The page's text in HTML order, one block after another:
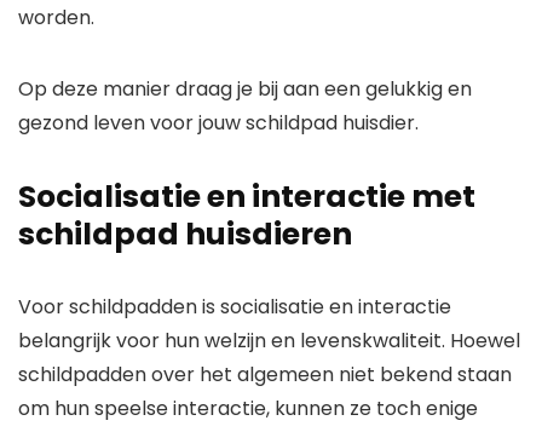
worden.
Op deze manier draag je bij aan een gelukkig en
gezond leven voor jouw schildpad huisdier.
Socialisatie en interactie met
schildpad huisdieren
Voor schildpadden is socialisatie en interactie
belangrijk voor hun welzijn en levenskwaliteit. Hoewel
schildpadden over het algemeen niet bekend staan
om hun speelse interactie, kunnen ze toch enige